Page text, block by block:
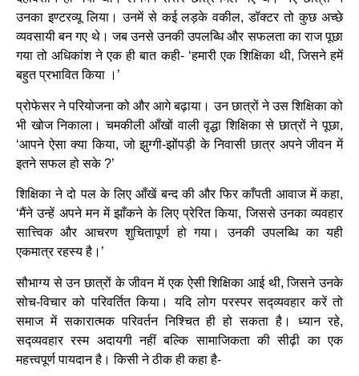
उनका इण्टरव्यू लिया। उनमें से कई लड़के वकील, डॉक्टर तो कुछ अच्छे
व्यवसायी बन गए थे। जब उनसे उनकी उपलब्धि और सफलता का राज पूछा
गया तो अधिकांश ने एक ही बात कही- ‘हमारी एक शिक्षिका थी, जिसने हमें
बहुत प्रभावित किया ।’
प्रोफेसर ने परियोजना को और आगे बढ़ाया। उन छात्रों ने उस शिक्षिका को
भी खोज निकाला। चमकीली आँखों वाली वृद्धा शिक्षिका से छात्रों ने पूछा,
‘आपने ऐसा क्या किया, जो झुग्गी-झोंपड़ी के निवासी छात्र अपने जीवन में
इतने सफल हो सके ?’
शिक्षिका ने दो पल के लिए आँखें बन्द की और फिर काँपती आवाज में कहा,
‘मैंने उन्हें अपने मन में झाँकने के लिए प्रेरित किया, जिससे उनका व्यवहार
सात्त्विक और आचरण शुचितापूर्ण हो गया। उनकी उपलब्धि का यही
एकमात्र रहस्य है।’
सौभाग्य से उन छात्रों के जीवन में एक ऐसी शिक्षिका आई थी, जिसने उनके
सोच-विचार को परिवर्तित किया। यदि लोग परस्पर सद्व्यवहार करें तो
समाज में सकारात्मक परिवर्तन निश्चित ही हो सकता है। ध्यान रहे,
सद्व्यवहार रस्म अदायगी नहीं बल्कि सामाजिकता की सीढ़ी का एक
महत्त्वपूर्ण पायदान है। किसी ने ठीक ही कहा है-